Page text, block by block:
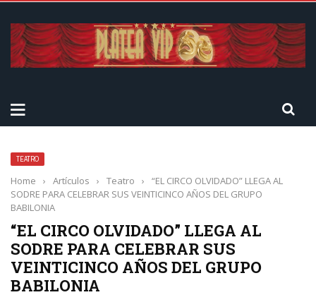
TEATRO
Home › Artículos › Teatro ›
“EL CIRCO OLVIDADO” LLEGA AL
SODRE PARA CELEBRAR SUS VEINTICINCO AÑOS DEL GRUPO
BABILONIA
“EL CIRCO OLVIDADO” LLEGA AL
SODRE PARA CELEBRAR SUS
VEINTICINCO AÑOS DEL GRUPO
BABILONIA